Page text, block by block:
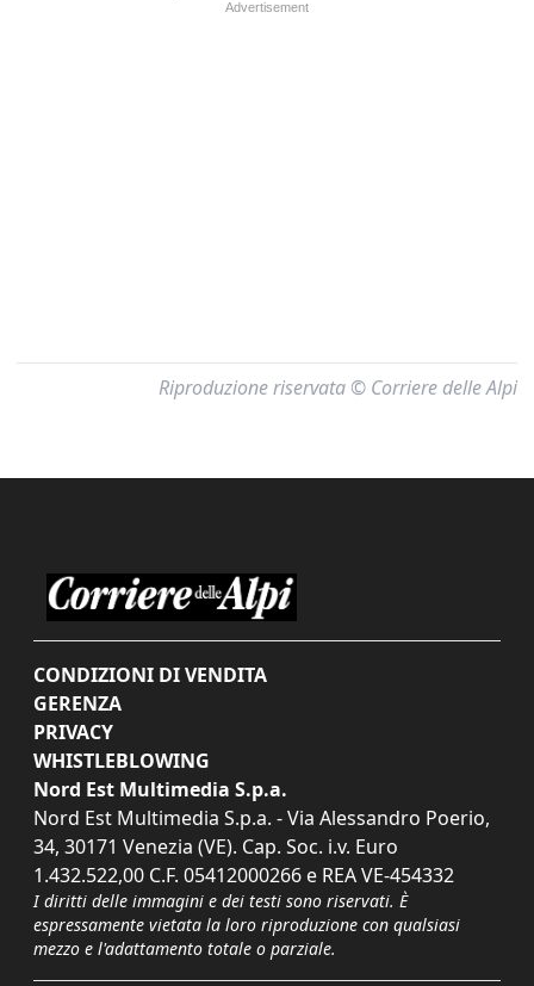
Riproduzione riservata © Corriere delle Alpi
CONDIZIONI DI VENDITA
GERENZA
PRIVACY
WHISTLEBLOWING
Nord Est Multimedia S.p.a.
Nord Est Multimedia S.p.a. - Via Alessandro Poerio,
34, 30171 Venezia (VE). Cap. Soc. i.v. Euro
1.432.522,00 C.F. 05412000266 e REA VE-454332
I diritti delle immagini e dei testi sono riservati. È
espressamente vietata la loro riproduzione con qualsiasi
mezzo e l'adattamento totale o parziale.